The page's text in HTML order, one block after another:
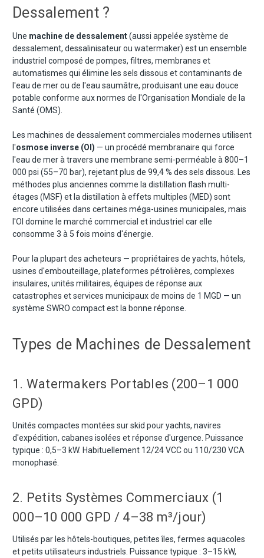
Dessalement ?
Une machine de dessalement(aussi appelée système de
dessalement, dessalinisateur ou watermaker) est un ensemble
industriel composé de pompes, filtres, membranes et
automatismes qui élimine les sels dissous et contaminants de
l'eau de mer ou de l'eau saumâtre, produisant une eau douce
potable conforme aux normes de l'Organisation Mondiale de la
Santé (OMS).
Les machines de dessalement commerciales modernes utilisent
l'osmose inverse (OI) — un procédé membranaire qui force
l'eau de mer à travers une membrane semi-perméable à 800–1
000 psi (55–70 bar), rejetant plus de 99,4 % des sels dissous. Les
méthodes plus anciennes comme la distillation flash multi-
étages (MSF) et la distillation à effets multiples (MED) sont
encore utilisées dans certaines méga-usines municipales, mais
l'OI domine le marché commercial et industriel car elle
consomme 3 à 5 fois moins d'énergie.
Pour la plupart des acheteurs — propriétaires de yachts, hôtels,
usines d'embouteillage, plateformes pétrolières, complexes
insulaires, unités militaires, équipes de réponse aux
catastrophes et services municipaux de moins de 1 MGD — un
système SWRO compact est la bonne réponse.
Types de Machines de Dessalement
1. Watermakers Portables (200–1 000
GPD)
Unités compactes montées sur skid pour yachts, navires
d'expédition, cabanes isolées et réponse d'urgence. Puissance
typique : 0,5–3 kW. Habituellement 12/24 VCC ou 110/230 VCA
monophasé.
2. Petits Systèmes Commerciaux (1
000–10 000 GPD / 4–38 m³/jour)
Utilisés par les hôtels-boutiques, petites îles, fermes aquacoles
et petits utilisateurs industriels. Puissance typique : 3–15 kW,